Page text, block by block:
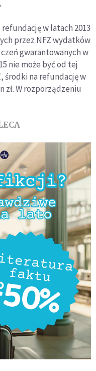
w latach 2013
przez NFZ wydatków
gwarantowanych w
nie może być od tej
środki na refundację w
zł. W rozporządzeniu